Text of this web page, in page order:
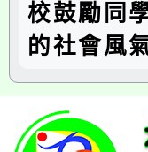
校鼓勵同
的社會風